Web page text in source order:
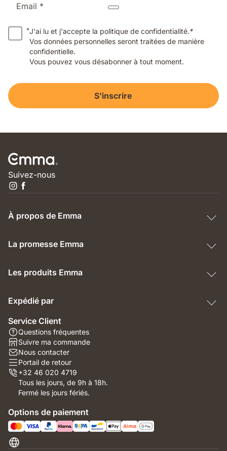
Email *
*J'ai lu et j'accepte la politique de confidentialité.*
Vos données personnelles seront traitées de manière
confidentielle.
Vous pouvez vous désabonner à tout moment.
S'inscrire
Suivez-nous
À propos de Emma
La promesse Emma
Les produits Emma
Expédié par
Service Client
Questions fréquentes
Suivre ma commande
Nous contacter
Portail de retour
+32 46 020 4719
Tous les jours, de 9h à 18h.
Fermé les jours fériés.
Options de paiement